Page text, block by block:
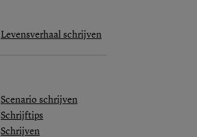
Levensverhaal schrijven
Scenario schrijven
Schrijftips
Schrijven